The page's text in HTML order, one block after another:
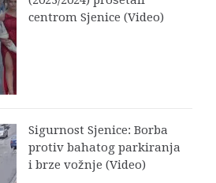
centrom Sjenice (Video)
Sigurnost Sjenice: Borba
protiv bahatog parkiranja
i brze vožnje (Video)